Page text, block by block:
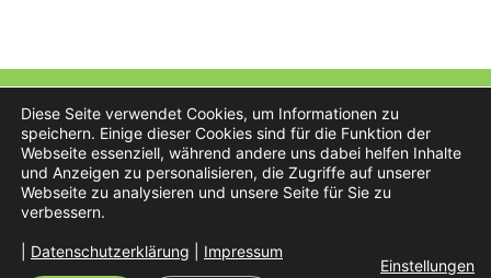
Österreich-Hotels.at
AGB
Impressum
Diese Seite verwendet Cookies, um Informationen zu
speichern. Einige dieser Cookies sind für die Funktion der
Webseite essenziell, während andere uns dabei helfen Inhalte
und Anzeigen zu personalisieren, die Zugriffe auf unserer
Webseite zu analysieren und unsere Seite für Sie zu
verbessern.
Einstellungen
Datenschutzerklärung Impressum